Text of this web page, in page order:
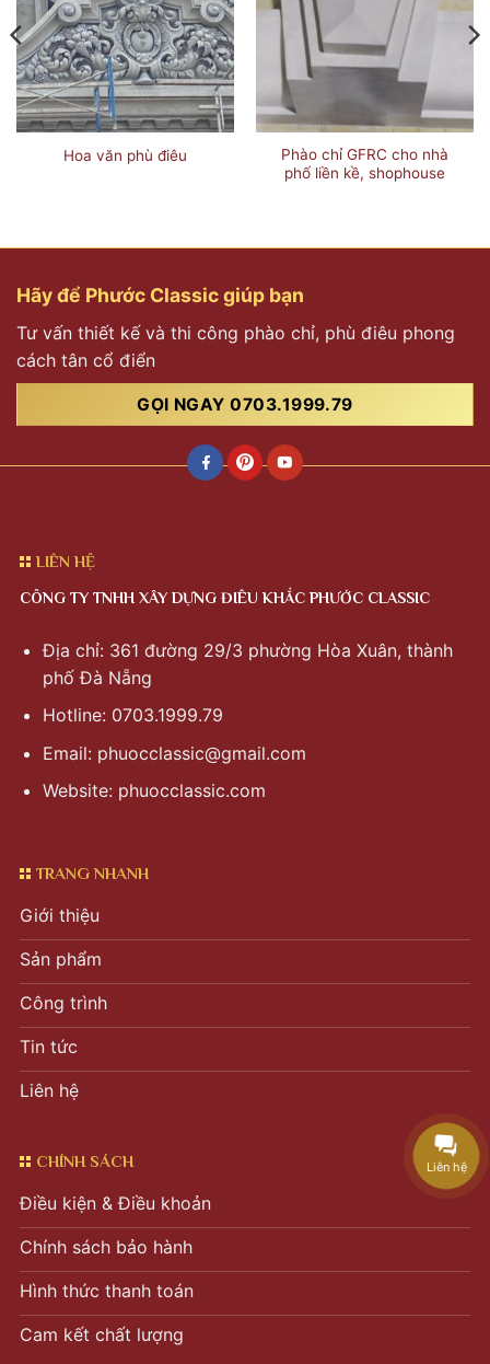
Hoa văn phù điêu
Phào chỉ GFRC cho nhà
phố liền kề, shophouse
Hãy để Phước Classic giúp bạn
Tư vấn thiết kế và thi công phào chỉ, phù điêu phong
cách tân cổ điển
GỌI NGAY 0703.1999.79
LIÊN HỆ
CÔNG TY TNHH XÂY DỰNG ĐIÊU KHẮC PHƯỚC CLASSIC
Địa chỉ: 361 đường 29/3 phường Hòa Xuân, thành
phố Đà Nẵng
Hotline: 0703.1999.79
Email: phuocclassic@gmail.com
Website: phuocclassic.com
TRANG NHANH
Giới thiệu
Sản phẩm
Công trình
Tin tức
Liên hệ
CHÍNH SÁCH
Điều kiện & Điều khoản
Chính sách bảo hành
Hình thức thanh toán
Cam kết chất lượng
Liên hệ